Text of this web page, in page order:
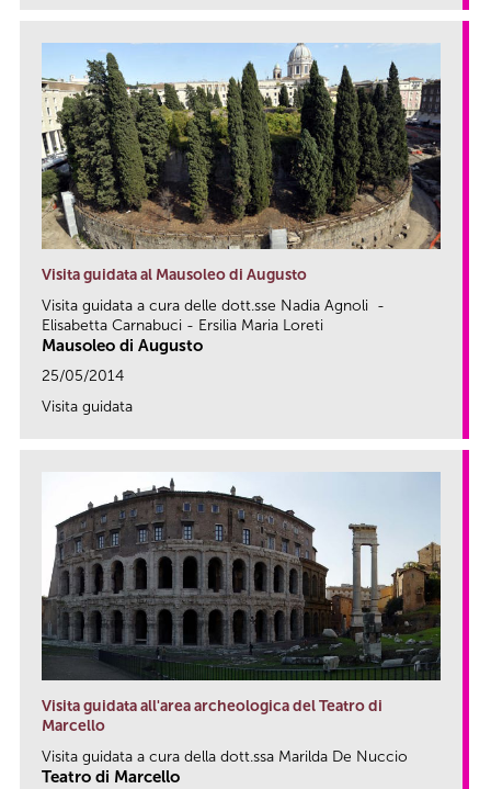
Visita guidata al Mausoleo di Augusto
Visita guidata a cura delle dott.sse Nadia Agnoli -
Elisabetta Carnabuci - Ersilia Maria Loreti
Mausoleo di Augusto
25/05/2014
Visita guidata
Visita guidata all'area archeologica del Teatro di
Marcello
Visita guidata a cura della dott.ssa Marilda De Nuccio
Teatro di Marcello